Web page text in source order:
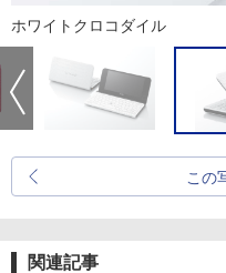
ホワイトクロコダイル
この
関連記事